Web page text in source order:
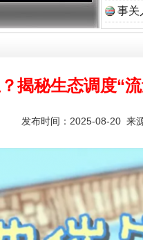
事关
揭秘生态调度“
发布时间：2025-08-20 来